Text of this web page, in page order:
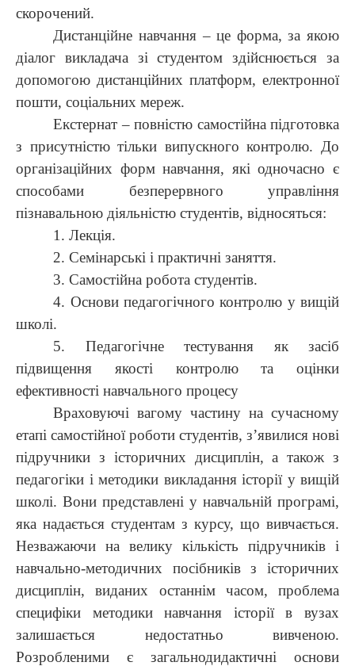
скорочений.
Дистанційне навчання – це форма, за якою
діалог викладача зі студентом здійснюється за
допомогою дистанційних платформ, електронної
пошти, соціальних мереж.
Екстернат – повністю самостійна підготовка
з присутністю тільки випускного контролю.
До
організаційних форм навчання, які одночасно є
способами безперервного управління
пізнавальною діяльністю студентів, відносяться:
1. Лекція.
2. Семінарські і практичні заняття.
3. Самостійна робота студентів.
4. Основи педагогічного контролю у вищій
школі.
5. Педагогічне тестування як засіб
підвищення якості контролю та оцінки
ефективності навчального процесу
Враховуючі вагому частину на сучасному
етапі самостійної роботи студентів, з’явилися нові
підручники з історичних дисциплін, а також з
педагогіки і методики викладання історії у вищій
школі. Вони представлені у навчальній програмі,
яка надається студентам з курсу, що вивчається.
Незважаючи на велику кількість підручників і
навчально-методичних посібників з історичних
дисциплін, виданих останнім часом, проблема
специфіки методики навчання історії в вузах
залишається недостатньо вивченою.
Розробленими є загальнодидактичні основи